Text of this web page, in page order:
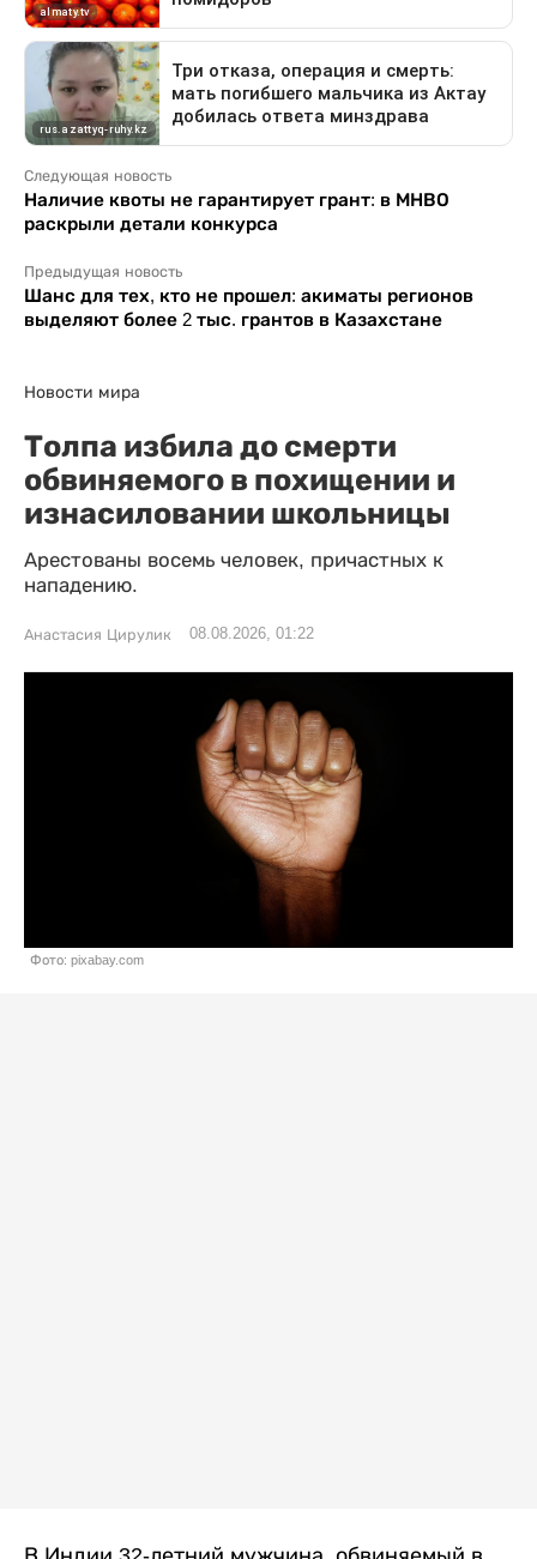
Следующая новость
Наличие квоты не гарантирует грант: в МНВО
раскрыли детали конкурса
Предыдущая новость
Шанс для тех, кто не прошел: акиматы регионов
выделяют более 2 тыс. грантов в Казахстане
Новости мира
Толпа избила до смерти
обвиняемого в похищении и
изнасиловании школьницы
Арестованы восемь человек, причастных к
нападению.
Анастасия Цирулик 08.08.2026, 01:22
Фото: pixabay.com